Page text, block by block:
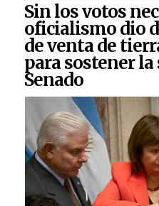
Sin los votos
oficialismo dio
de venta de
para sostener
Senado